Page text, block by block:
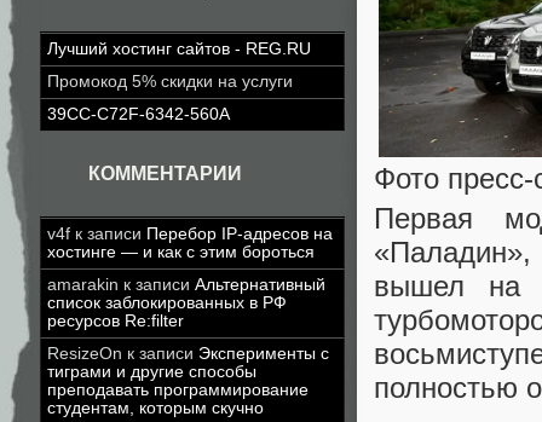
Лучший хостинг сайтов - REG.RU
Промокод 5% скидки на услуги
39CC-C72F-6342-560A
КОММЕНТАРИИ
v4f к записи Перебор IP-адресов на
хостинге — и как с этим бороться
amarakin к записи Альтернативный
список заблокированных в РФ
ресурсов Re:filter
ResizeOn к записи Эксперименты с
тиграми и другие способы
преподавать программирование
студентам, которым скучно
Фото
Первая
вышел на
полностью